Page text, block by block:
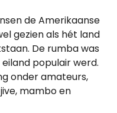
de Amerikaanse
gezien als hét land
De rumba was
populair werd.
onder amateurs,
mambo en